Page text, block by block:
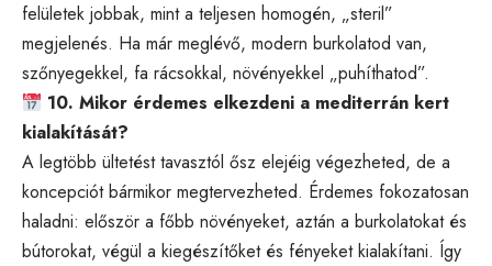
felületek jobbak, mint a teljesen homogén, „steril”
megjelenés. Ha már meglévő, modern burkolatod van,
szőnyegekkel, fa rácsokkal, növényekkel „puhíthatod”.
10. Mikor érdemes elkezdeni a mediterrán kert
kialakítását?
A legtöbb ültetést tavasztól ősz elejéig végezheted, de a
koncepciót bármikor megtervezheted. Érdemes fokozatosan
haladni: először a főbb növényeket, aztán a burkolatokat és
bútorokat, végül a kiegészítőket és fényeket kialakítani. Így